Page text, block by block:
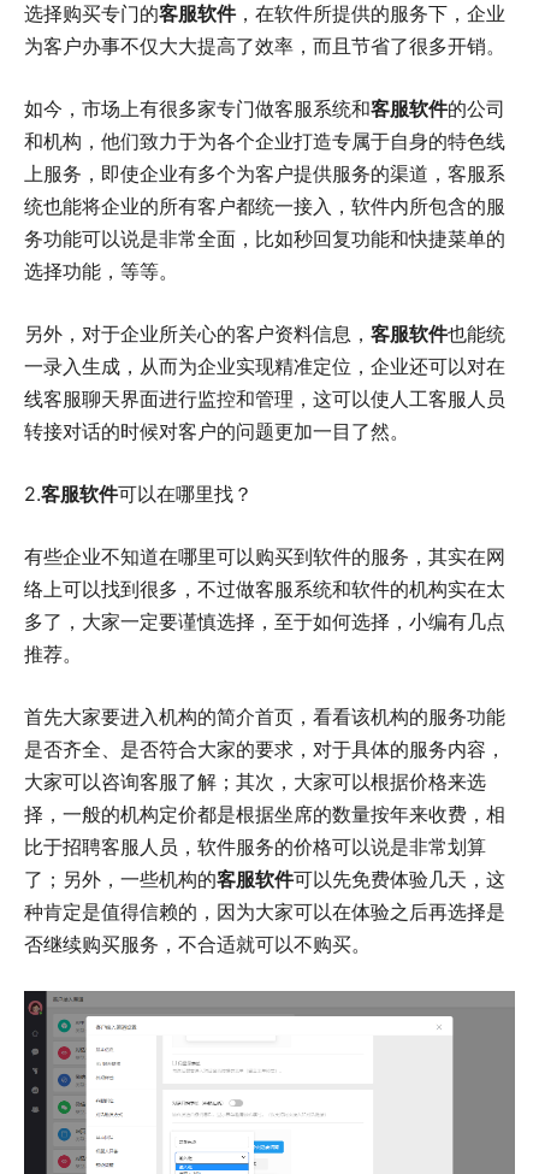
选择购买专门的客服软件，在软件所提供的服务下，企业
为客户办事不仅大大提高了效率，而且节省了很多开销。
如今，市场上有很多家专门做客服系统和客服软件的公司
和机构，他们致力于为各个企业打造专属于自身的特色线
上服务，即使企业有多个为客户提供服务的渠道，客服系
统也能将企业的所有客户都统一接入，软件内所包含的服
务功能可以说是非常全面，比如秒回复功能和快捷菜单的
选择功能，等等。
另外，对于企业所关心的客户资料信息， 客服软件也能统
一录入生成，从而为企业实现精准定位，企业还可以对在
线客服聊天界面进行监控和管理，这可以使人工客服人员
转接对话的时候对客户的问题更加一目了然。
2.客服软件可以在哪里找？
有些企业不知道在哪里可以购买到软件的服务，其实在网
络上可以找到很多，不过做客服系统和软件的机构实在太
多了，大家一定要谨慎选择，至于如何选择，小编有几点
推荐。
首先大家要进入机构的简介首页，看看该机构的服务功能
是否齐全、是否符合大家的要求，对于具体的服务内容，
大家可以咨询客服了解；其次，大家可以根据价格来选
择，一般的机构定价都是根据坐席的数量按年来收费，相
比于招聘客服人员，软件服务的价格可以说是非常划算
了；另外，一些机构的客服软件可以先免费体验几天，这
种肯定是值得信赖的，因为大家可以在体验之后再选择是
否继续购买服务，不合适就可以不购买。